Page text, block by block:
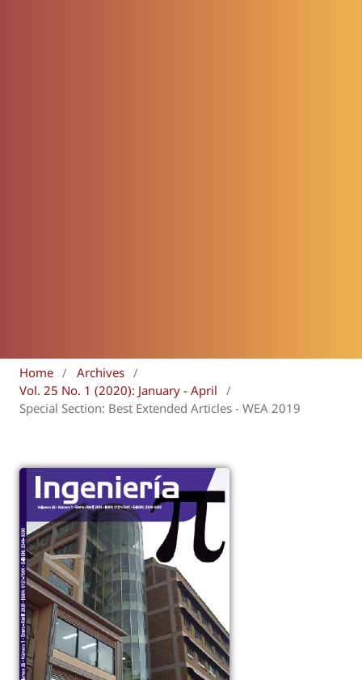
Home / Archives /
Vol. 25 No. 1 (2020): January - April
/
Special Section: Best Extended Articles - WEA 2019